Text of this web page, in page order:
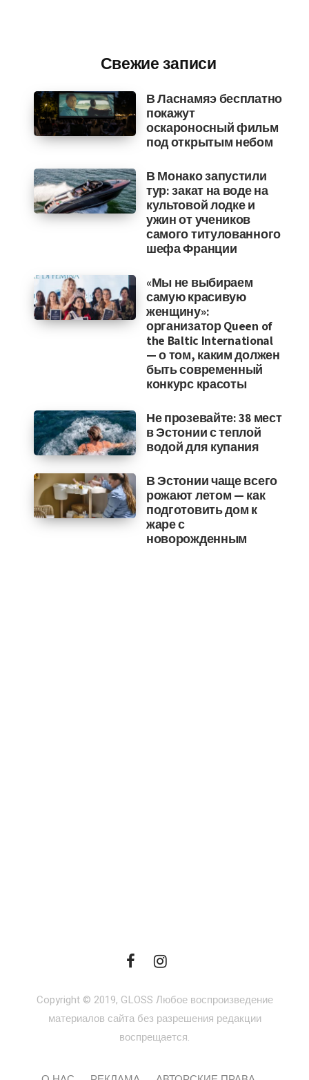
Свежие записи
В Ласнамяэ бесплатно
покажут
оскароносный фильм
под открытым небом
В Монако запустили
тур: закат на воде на
культовой лодке и
ужин от учеников
самого титулованного
шефа Франции
«Мы не выбираем
самую красивую
женщину»:
организатор Queen of
the Baltic International
— о том, каким должен
быть современный
конкурс красоты
Не прозевайте: 38 мест
в Эстонии с теплой
водой для купания
В Эстонии чаще всего
рожают летом — как
подготовить дом к
жаре с
новорожденным
Copyright © 2019, GLOSS Любое воспроизведение
материалов сайта без разрешения редакции
воспрещается.